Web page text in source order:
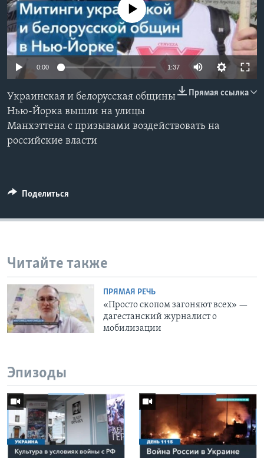
Learning English
СОЦИАЛЬНЫЕ СЕТИ
Языки
No media source currently available
0:00 1:37
Прямая ссылка
Украинская и белорусская общины
Нью-Йорка вышли на улицы
Манхэттена с призывами воздействовать на
российские власти
Поделиться
Читайте также
ПРЯМАЯ РЕЧЬ
«Просто скопом загоняют всех» —
дагестанский журналист о
мобилизации
Эпизоды